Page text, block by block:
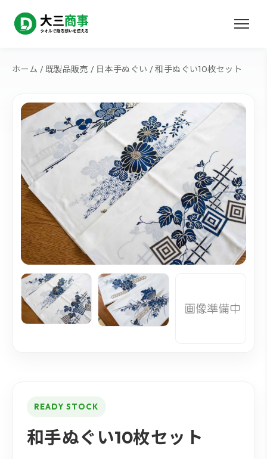
ホーム / 既製品販売 / 日本手ぬぐい / 和手ぬぐい10枚セット
READY STOCK
和手ぬぐい10枚セット